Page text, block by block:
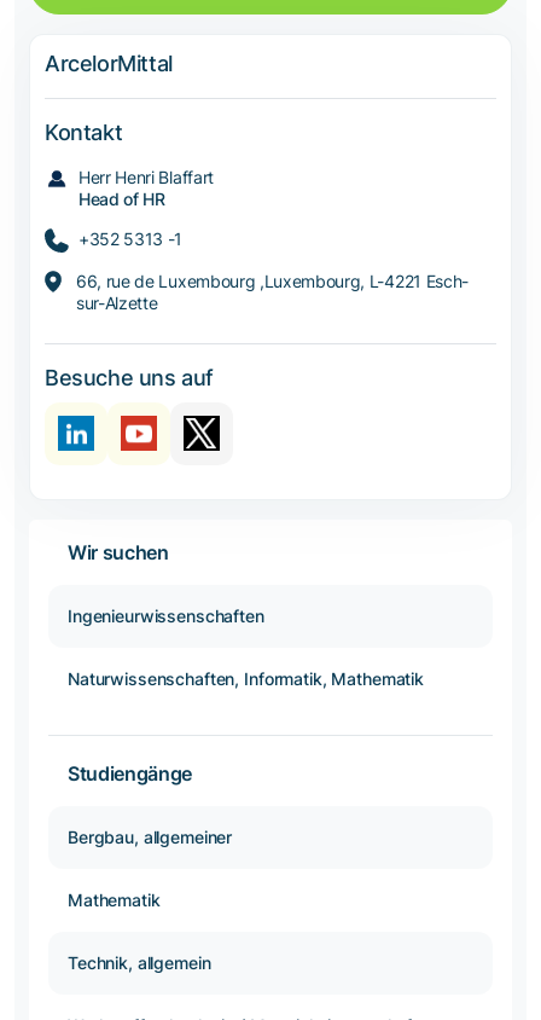
ArcelorMittal
Kontakt
Herr Henri Blaffart
Head of HR
+352 5313 -1
66, rue de Luxembourg ,Luxembourg, L-4221 Esch-
sur-Alzette
Besuche uns auf
Wir suchen
Ingenieurwissenschaften
Naturwissenschaften, Informatik, Mathematik
Studiengänge
Bergbau, allgemeiner
Mathematik
Technik, allgemein